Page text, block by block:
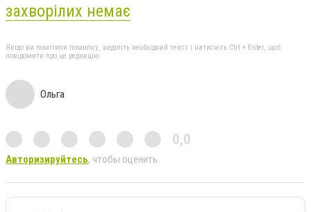
захворілих немає
Якщо ви помітили помилку, виділіть необхідний текст і натисніть Ctrl + Enter, щоб
повідомити про це редакцію
Ольга
0,0
Авторизируйтесь, чтобы оценить